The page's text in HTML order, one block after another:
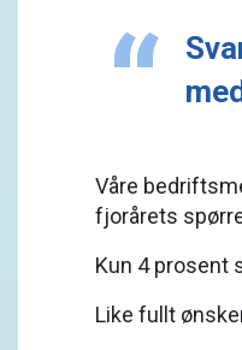
Våre
fjorårets
Kun 4 prosent
Like fullt